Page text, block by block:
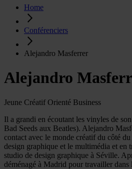
Home
Conférenciers
Alejandro Masferrer
Alejandro
Jeune Créatif Orienté Business
Il a grandi en écoutant les vinyles de
Bad Seeds aux Beatles). Alejandro
contact avec le monde créatif du côté
design graphique et le multimédia et en
studio de design graphique à Séville.
déménagé à Madrid pour travailler